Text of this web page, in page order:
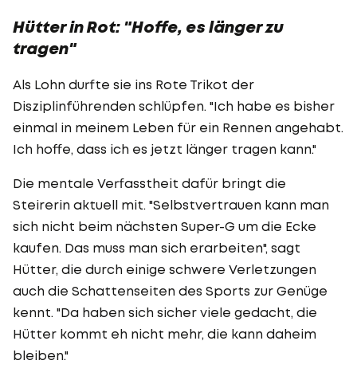
Hütter in Rot: "Hoffe, es länger zu
tragen"
Als Lohn durfte sie ins Rote Trikot der
Disziplinführenden schlüpfen. "Ich habe es bisher
einmal in meinem Leben für ein Rennen angehabt.
Ich hoffe, dass ich es jetzt länger tragen kann."
Die mentale Verfasstheit dafür bringt die
Steirerin aktuell mit. "Selbstvertrauen kann man
sich nicht beim nächsten Super-G um die Ecke
kaufen. Das muss man sich erarbeiten", sagt
Hütter, die durch einige schwere Verletzungen
auch die Schattenseiten des Sports zur Genüge
kennt. "Da haben sich sicher viele gedacht, die
Hütter kommt eh nicht mehr, die kann daheim
bleiben."